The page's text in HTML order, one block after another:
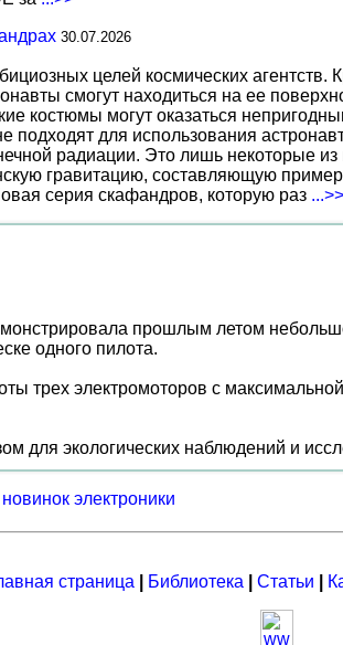
30.07.2026
целей космических
смогут находиться на ее
костюмы могут оказаться
для использования
радиации. Это лишь некоторые
гравитацию, составляющую
серия скафандров, которую раз ...>>
прошлым летом
одного пилота.
трех электромоторов с
для экологических наблюдений и
электроники
страница Библиотека Статьи